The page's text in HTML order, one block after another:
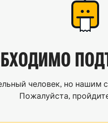
человек, но нашим
Пожалуйста,